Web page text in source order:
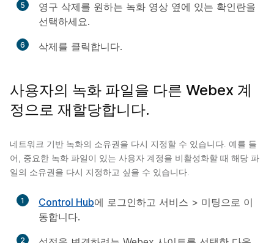
5
영구 삭제를 원하는 녹화 영상 옆에 있는 확인란을
선택하세요.
6 삭제를 클릭합니다.
사용자의 녹화 파일을 다른 Webex 계
정으로 재할당합니다.
네트워크 기반 녹화의 소유권을 다시 지정할 수 있습니다. 예를 들
어, 중요한 녹화 파일이 있는 사용자 계정을 비활성화할 때 해당 파
일의 소유권을 다시 지정하고 싶을 수 있습니다.
1 Control Hub에 로그인하고 서비스 > 미팅으로 이
동합니다.
2